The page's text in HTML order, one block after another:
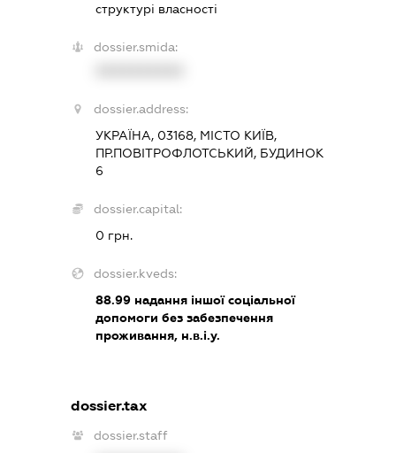
структурі власності
dossier.smida:
dossier.address:
УКРАЇНА, 03168, МІСТО КИЇВ,
ПР.ПОВІТРОФЛОТСЬКИЙ, БУДИНОК
6
dossier.capital:
0 грн.
dossier.kveds:
88.99надання іншої соціальної
допомоги без забезпечення
проживання, н.в.і.у.
dossier.tax
dossier.staff